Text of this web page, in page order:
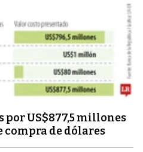
US$877,5 millones
compra de dólares